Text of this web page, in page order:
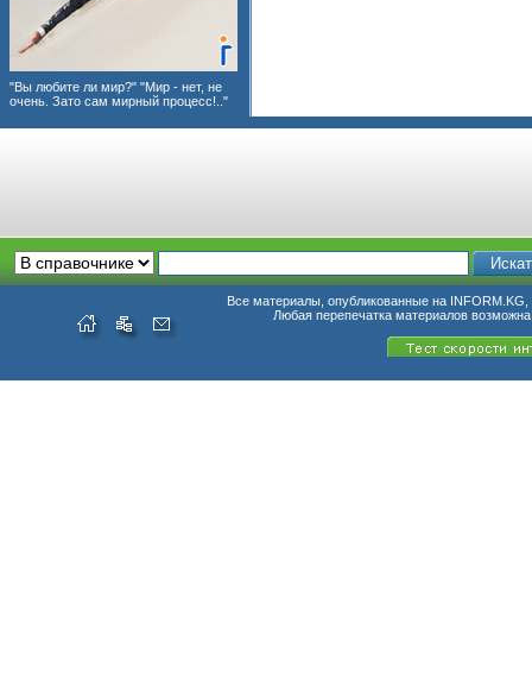
"Вы любите ли мир?" "Мир - нет, не
очень. Зато сам мирный процесс!.."
Все материалы, опубликованные на INFORM.KG,
Любая перепечатка материалов